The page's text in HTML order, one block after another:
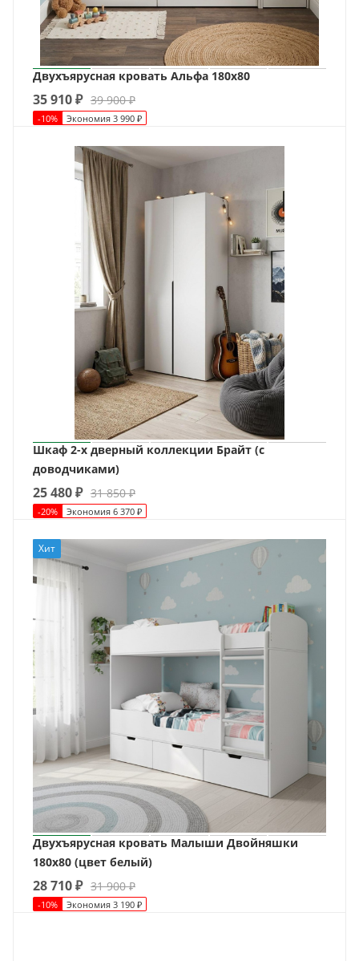
Двухъярусная кровать Альфа 180х80
35 910₽ 39 900₽
-10% Экономия 3 990 ₽
Шкаф 2-х дверный коллекции Брайт (с
доводчиками)
25 480₽ 31 850₽
-20% Экономия 6 370 ₽
Хит
Двухъярусная кровать Малыши Двойняшки
180х80 (цвет белый)
28 710₽ 31 900₽
-10% Экономия 3 190 ₽